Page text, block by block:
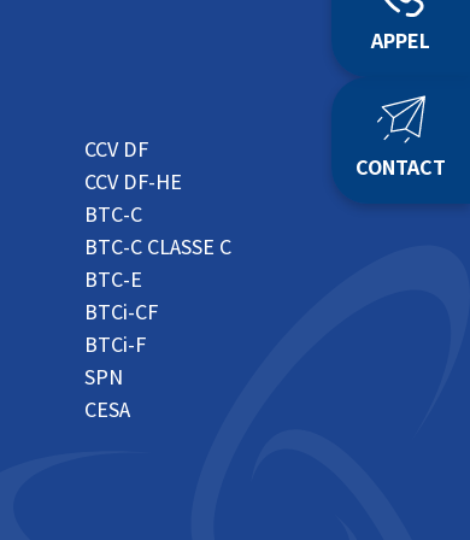
APPEL
CONTACT
CCV DF
CCV DF-HE
BTC-C
BTC-C CLASSE C
BTC-E
BTCi-CF
BTCi-F
SPN
CESA